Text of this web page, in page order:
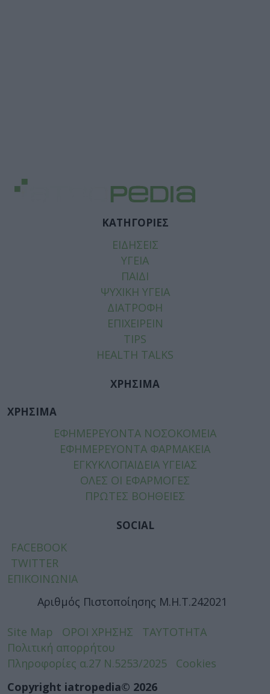
ΚΑΤΗΓΟΡΙΕΣ
ΕΙΔΗΣΕΙΣ
ΥΓΕΙΑ
ΠΑΙΔΙ
ΨΥΧΙΚΗ ΥΓΕΙΑ
ΔΙΑΤΡΟΦΗ
ΕΠΙΧΕΙΡΕΙΝ
TIPS
HEALTH TALKS
ΧΡΗΣΙΜΑ
ΧΡΗΣΙΜΑ
ΕΦΗΜΕΡΕΥΟΝΤΑ ΝΟΣΟΚΟΜΕΙΑ
ΕΦΗΜΕΡΕΥΟΝΤΑ ΦΑΡΜΑΚΕΙΑ
ΕΓΚΥΚΛΟΠΑΙΔΕΙΑ ΥΓΕΙΑΣ
ΟΛΕΣ ΟΙ ΕΦΑΡΜΟΓΕΣ
ΠΡΩΤΕΣ ΒΟΗΘΕΙΕΣ
SOCIAL
FACEBOOK
TWITTER
ΕΠΙΚΟΙΝΩΝΙΑ
Αριθμός Πιστοποίησης Μ.Η.Τ.242021
Site Map ΟΡΟΙ ΧΡΗΣΗΣ
ΤΑΥΤΟΤΗΤΑ
Πολιτική απορρήτου
Πληροφορίες α.27 Ν.5253/2025
Cookies
Copyright iatropedia© 2026